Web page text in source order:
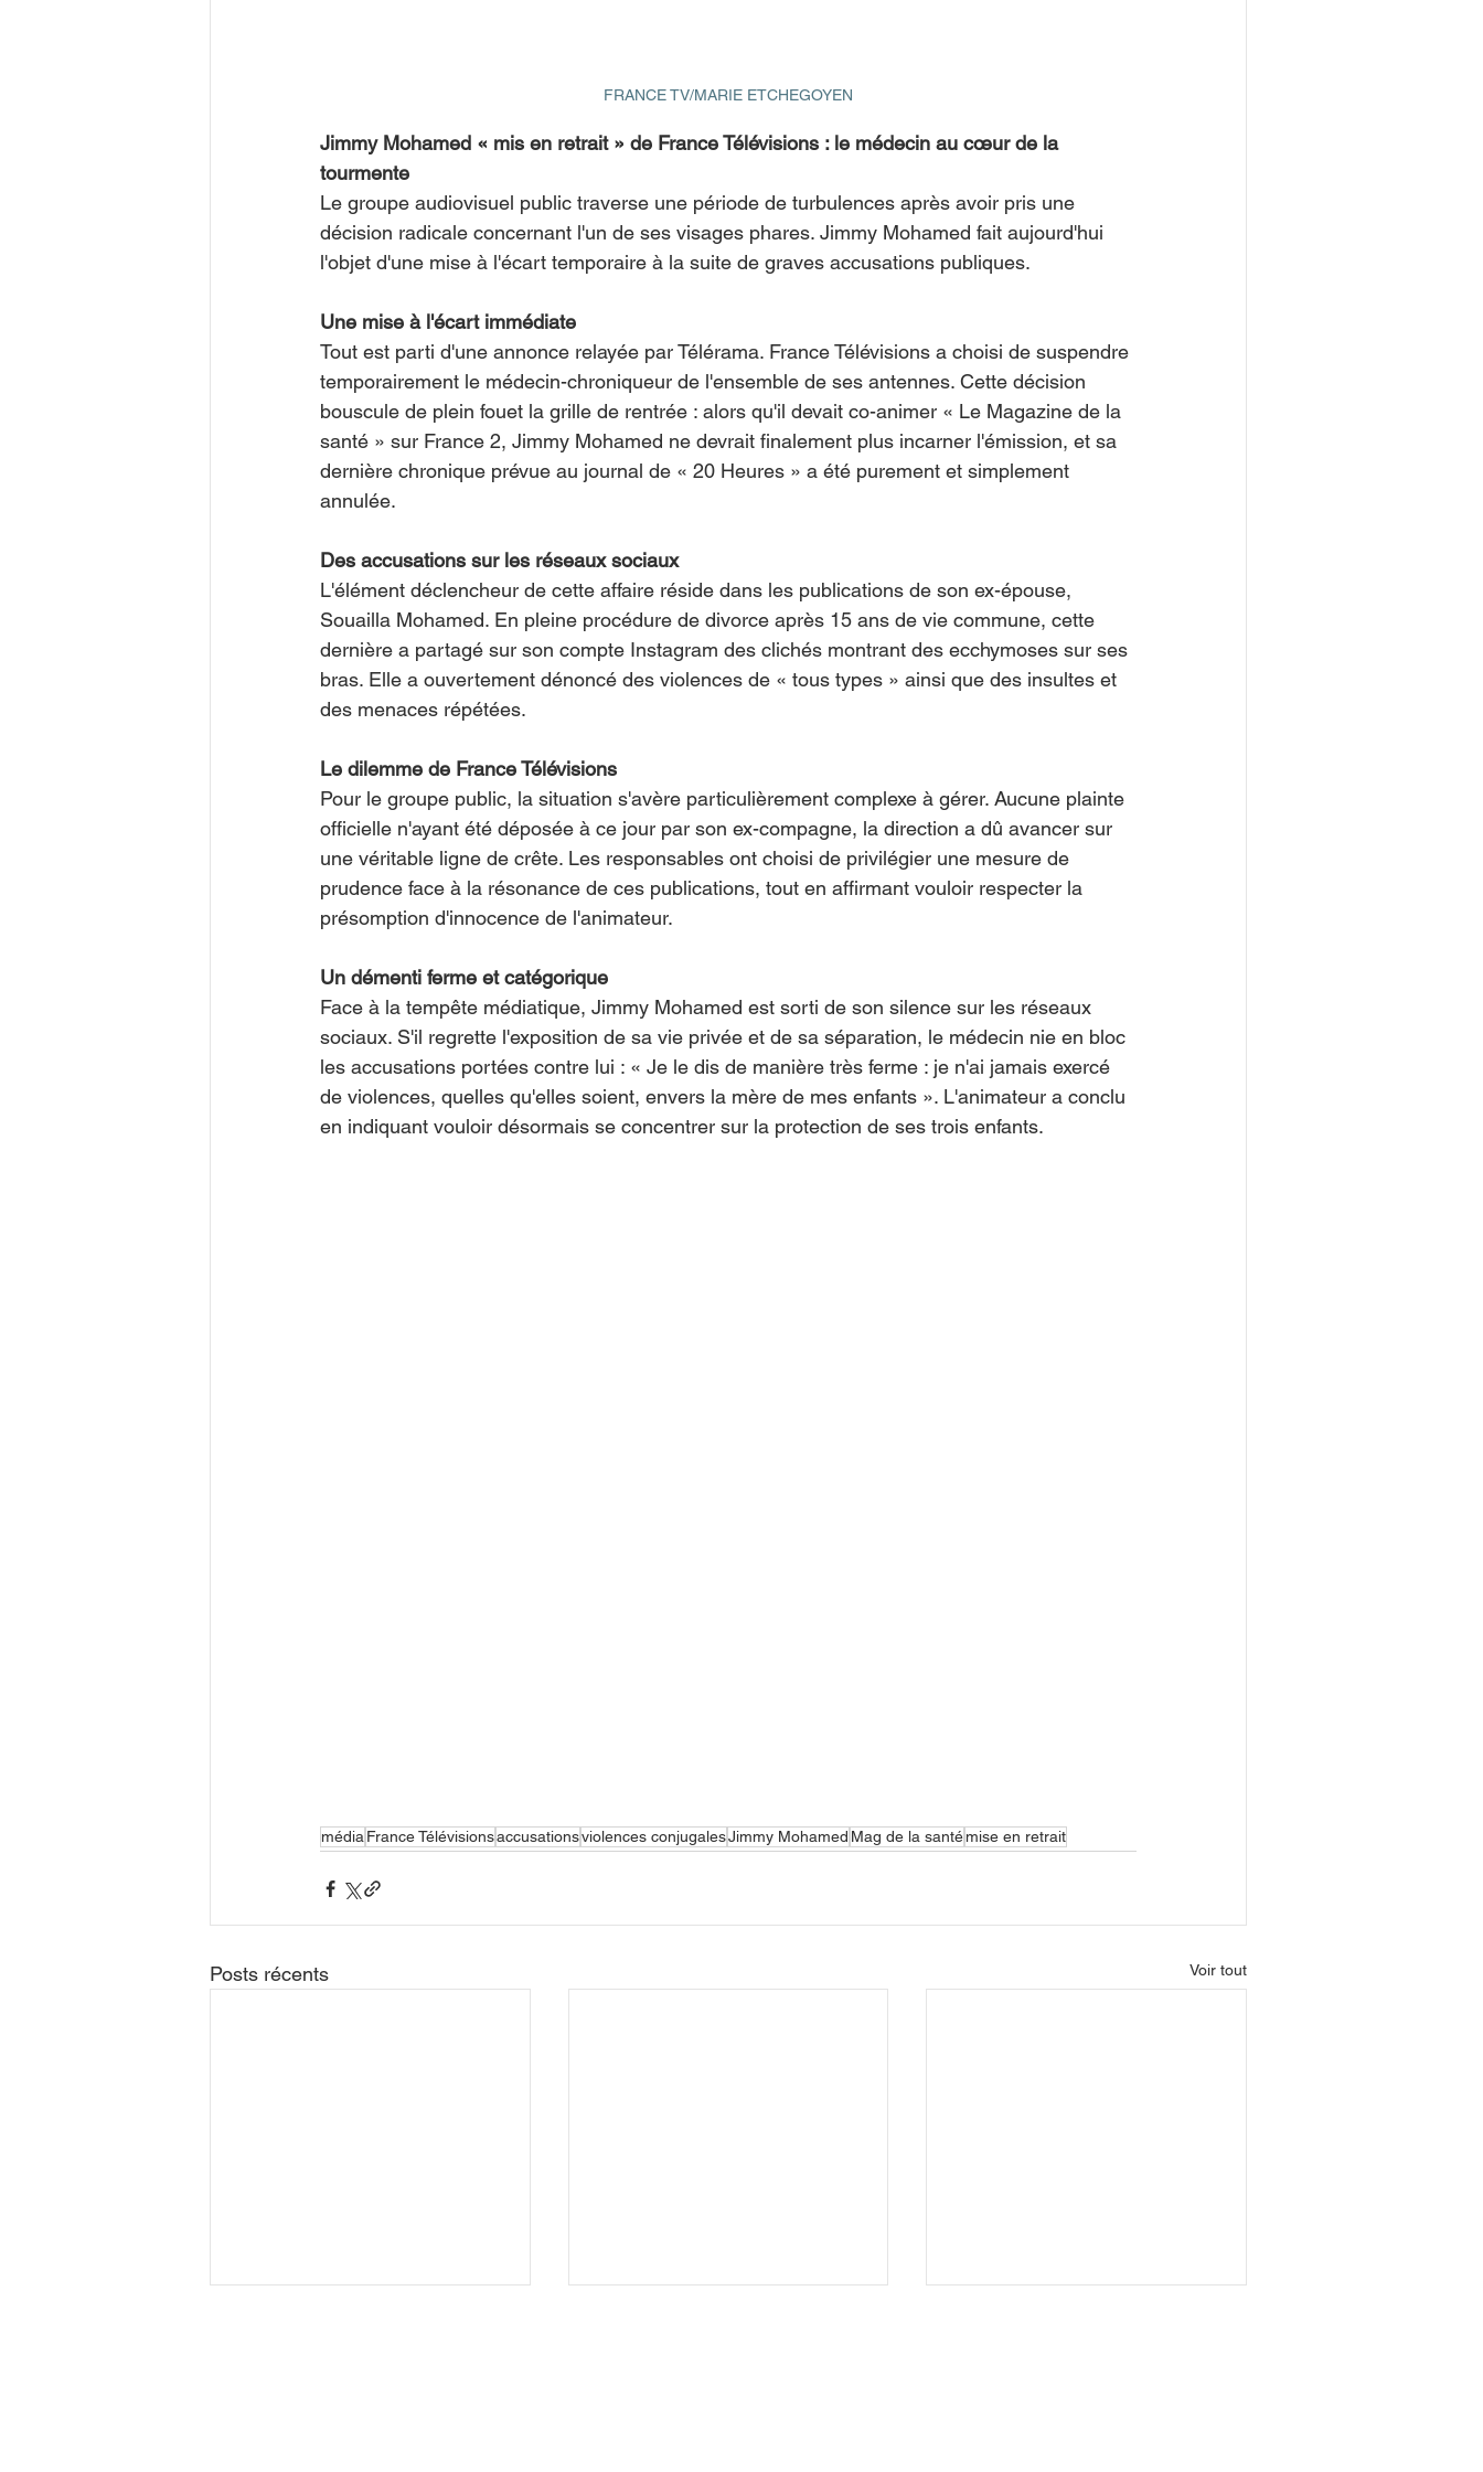
FRANCE TV/MARIE ETCHEGOYEN
Jimmy Mohamed « mis en retrait » de France Télévisions : le médecin au cœur de la
tourmente
Le groupe audiovisuel public traverse une période de turbulences après avoir pris une
décision radicale concernant l'un de ses visages phares. Jimmy Mohamed fait aujourd'hui
l'objet d'une mise à l'écart temporaire à la suite de graves accusations publiques.
Une mise à l'écart immédiate
Tout est parti d'une annonce relayée par Télérama. France Télévisions a choisi de suspendre
temporairement le médecin-chroniqueur de l'ensemble de ses antennes. Cette décision
bouscule de plein fouet la grille de rentrée : alors qu'il devait co-animer « Le Magazine de la
santé » sur France 2, Jimmy Mohamed ne devrait finalement plus incarner l'émission, et sa
dernière chronique prévue au journal de « 20 Heures » a été purement et simplement
annulée.
Des accusations sur les réseaux sociaux
L'élément déclencheur de cette affaire réside dans les publications de son ex-épouse,
Souailla Mohamed. En pleine procédure de divorce après 15 ans de vie commune, cette
dernière a partagé sur son compte Instagram des clichés montrant des ecchymoses sur ses
bras. Elle a ouvertement dénoncé des violences de « tous types » ainsi que des insultes et
des menaces répétées.
Le dilemme de France Télévisions
Pour le groupe public, la situation s'avère particulièrement complexe à gérer. Aucune plainte
officielle n'ayant été déposée à ce jour par son ex-compagne, la direction a dû avancer sur
une véritable ligne de crête. Les responsables ont choisi de privilégier une mesure de
prudence face à la résonance de ces publications, tout en affirmant vouloir respecter la
présomption d'innocence de l'animateur.
Un démenti ferme et catégorique
Face à la tempête médiatique, Jimmy Mohamed est sorti de son silence sur les réseaux
sociaux. S'il regrette l'exposition de sa vie privée et de sa séparation, le médecin nie en bloc
les accusations portées contre lui : « Je le dis de manière très ferme : je n'ai jamais exercé
de violences, quelles qu'elles soient, envers la mère de mes enfants ». L'animateur a conclu
en indiquant vouloir désormais se concentrer sur la protection de ses trois enfants.
média France Télévisionsaccusationsviolences conjugalesJimmy Mohamed Mag de la santémise en retrait
Posts récents Voir tout